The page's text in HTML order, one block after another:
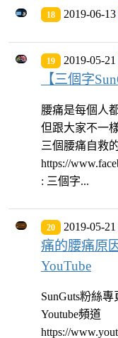
18 2019-06-13
19 2019-05-21
【三個字
腰痛是每個人
但跟大家不一
三個腰痛自救
https://
: 三個字...
20 2019-05-21
痛的腰痛原
YouTube
SunGuts粉絲專
Youtube頻道
https://